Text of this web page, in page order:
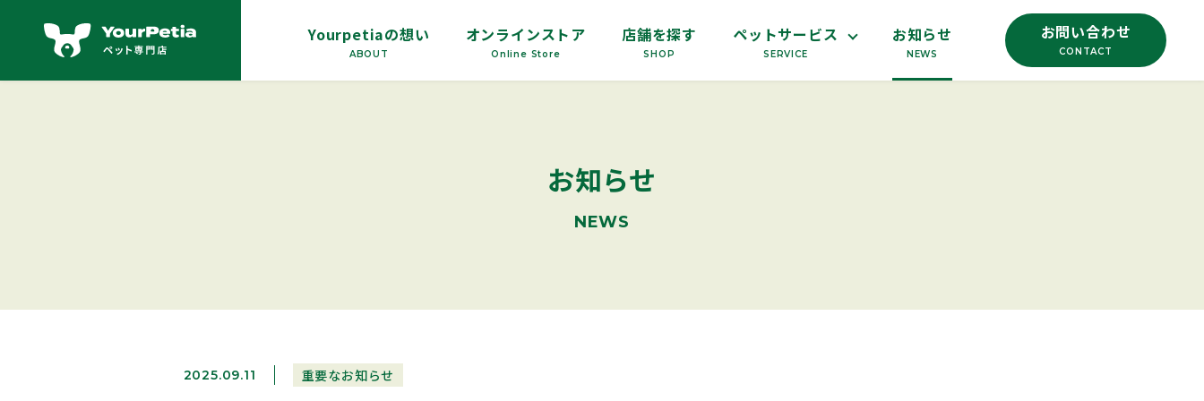
Yourpetiaの想い
ABOUT
オンラインストア
Online Store
店舗を探す
SHOP
ペットサービス
SERVICE
お知らせ
NEWS
お問い合わせ
CONTACT
お知らせ
NEWS
2025.09.11 重要なお知らせ